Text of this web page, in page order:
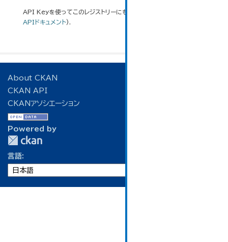
API Keyを使ってこのレジストリーにもアクセス可能です
APIドキュメント).
About CKAN
CKAN API
CKANアソシエーション
Powered by
言語